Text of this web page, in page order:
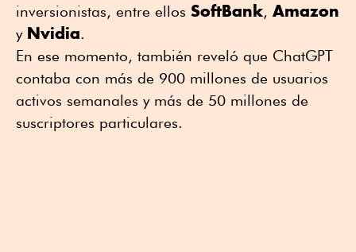
inversionistas, entre ellos SoftBank, Amazon
y Nvidia.
En ese momento, también reveló que ChatGPT
contaba con ⁠más de 900 millones de usuarios
activos semanales y más de 50 millones de
suscriptores particulares.